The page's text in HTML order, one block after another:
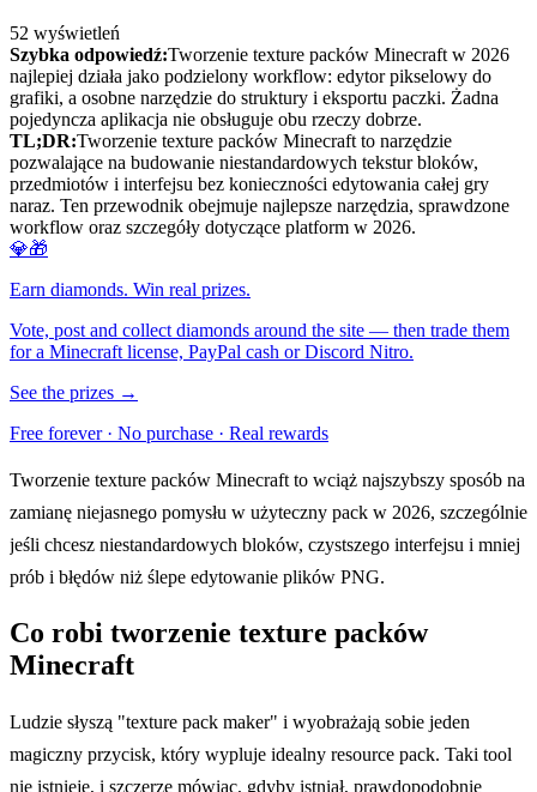
52 wyświetleń
Szybka odpowiedź:Tworzenie texture packów Minecraft w 2026
najlepiej działa jako podzielony workflow: edytor pikselowy do
grafiki, a osobne narzędzie do struktury i eksportu paczki. Żadna
pojedyncza aplikacja nie obsługuje obu rzeczy dobrze.
TL;DR:Tworzenie texture packów Minecraft to narzędzie
pozwalające na budowanie niestandardowych tekstur bloków,
przedmiotów i interfejsu bez konieczności edytowania całej gry
naraz. Ten przewodnik obejmuje najlepsze narzędzia, sprawdzone
workflow oraz szczegóły dotyczące platform w 2026.
💎🎁
Earn diamonds. Win real prizes.
Vote, post and collect diamonds around the site — then trade them
for a Minecraft license, PayPal cash or Discord Nitro.
See the prizes →
Free forever · No purchase · Real rewards
Tworzenie texture packów Minecraft to wciąż najszybszy sposób na
zamianę niejasnego pomysłu w użyteczny pack w 2026, szczególnie
jeśli chcesz niestandardowych bloków, czystszego interfejsu i mniej
prób i błędów niż ślepe edytowanie plików PNG.
Co robi tworzenie texture packów
Minecraft
Ludzie słyszą "texture pack maker" i wyobrażają sobie jeden
magiczny przycisk, który wypluje idealny resource pack. Taki tool
nie istnieje, i szczerze mówiąc, gdyby istniał, prawdopodobnie